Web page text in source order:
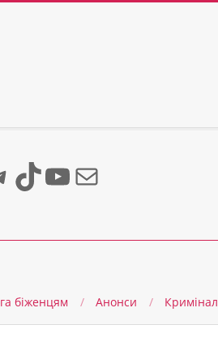
TikTok
YouTube
Mail
біженцям Анонси Кримінал